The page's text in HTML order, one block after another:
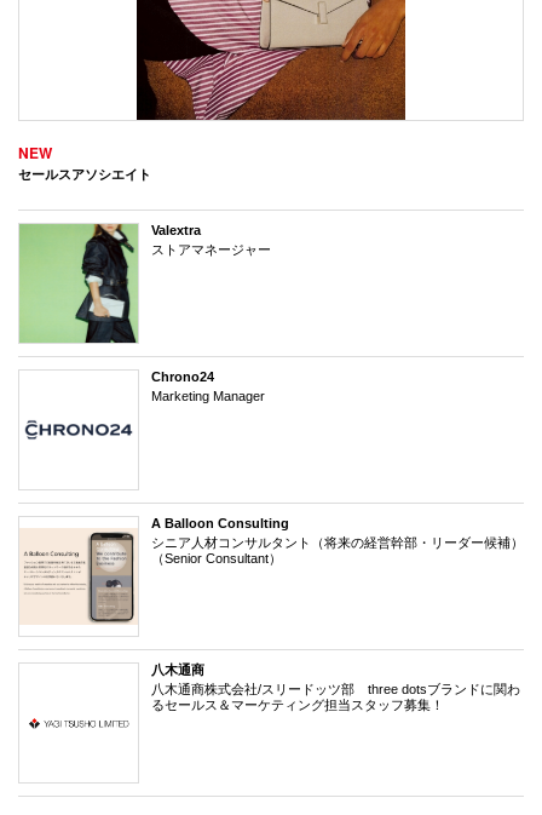
NEW
セールスアソシエイト
Valextra
ストアマネージャー
Chrono24
Marketing Manager
A Balloon Consulting
シニア人材コンサルタント（将来の経営幹部・リーダー候補）
（Senior Consultant）
八木通商
八木通商株式会社/スリードッツ部 three dotsブランドに関わ
るセールス＆マーケティング担当スタッフ募集！